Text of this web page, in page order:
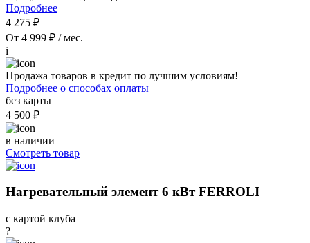
Подробнее
4 275 ₽
От 4 999 ₽ / мес.
i
Продажа товаров в кредит по лучшим условиям!
Подробнее о способах оплаты
без карты
4 500 ₽
в наличии
Смотреть товар
Нагревательный элемент 6 кВт FERROLI
с картой клуба
?